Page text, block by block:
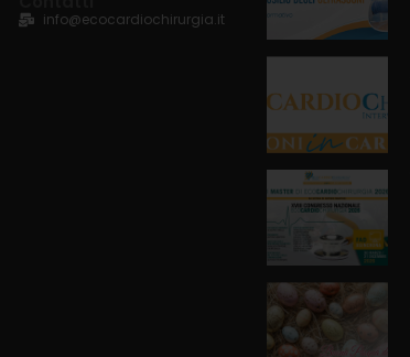
info@ecocardiochirurgia.it